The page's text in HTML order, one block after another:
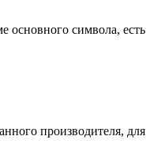
основного символа, есть
производителя, для